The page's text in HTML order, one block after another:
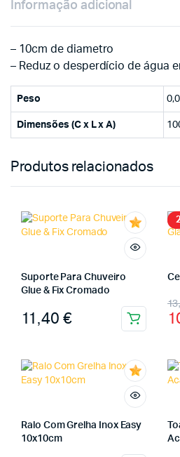
Informação adicional
– 10cm de diametro
– Reduz o desperdício de água
Peso
Dimensões (C x L x A)
Produtos relacionados
Suporte Para Chuveiro
Glue & Fix Cromado
11,40 €
Ralo Com Grelha Inox Easy
10x10cm